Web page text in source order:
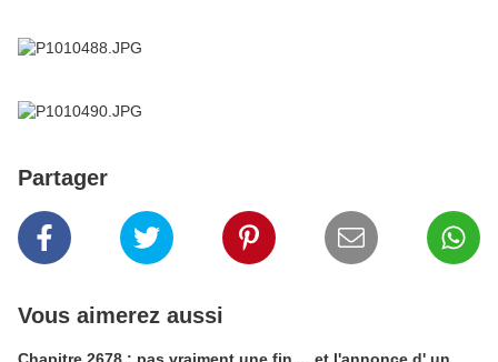
Partager
Vous aimerez aussi